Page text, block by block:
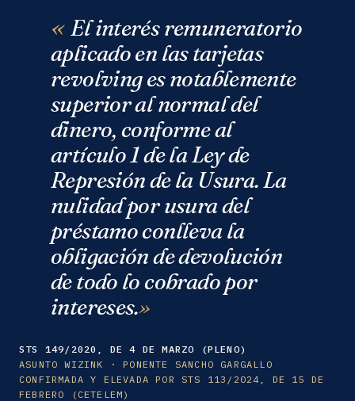
El interés remuneratorio
aplicado en las tarjetas
revolving es notablemente
superior al normal del
dinero, conforme al
artículo 1 de la Ley de
Represión de la Usura. La
nulidad por usura del
préstamo conlleva la
obligación de devolución
de todo lo cobrado por
intereses.
STS 149/2020, DE 4 DE MARZO (PLENO)
ASUNTO WIZINK · PONENTE SANCHO GARGALLO
CONFIRMADA Y ELEVADA POR STS 113/2024, DE 15 DE
FEBRERO (CETELEM)